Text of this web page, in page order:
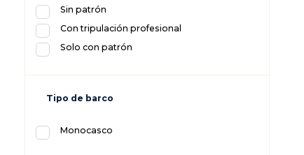
Sin patrón
Con tripulación profesional
Solo con patrón
Tipo de barco
Monocasco